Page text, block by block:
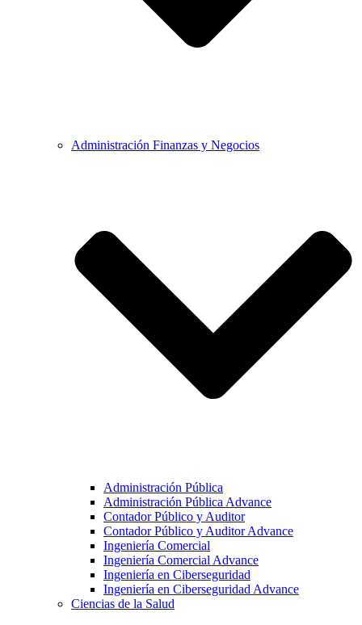
Administración Finanzas y Negocios
Administración Pública
Administración Pública Advance
Contador Público y Auditor
Contador Público y Auditor Advance
Ingeniería Comercial
Ingeniería Comercial Advance
Ingeniería en Ciberseguridad
Ingeniería en Ciberseguridad Advance
Ciencias de la Salud